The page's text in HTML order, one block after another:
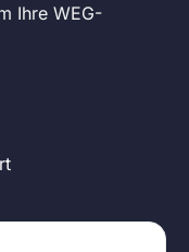
Ihre WEG-